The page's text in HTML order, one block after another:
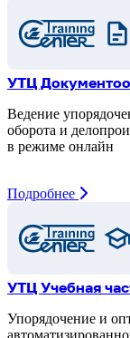
УТЦ
Ведение
оборота и
в режиме онлайн
Подробнее
УТЦ Учебная
Упорядочение и